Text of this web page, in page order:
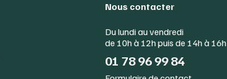
Nous contacter
Du lundi au vendredi
de 10h à 12h puis de 14h à 16h
01 78 96 99 84